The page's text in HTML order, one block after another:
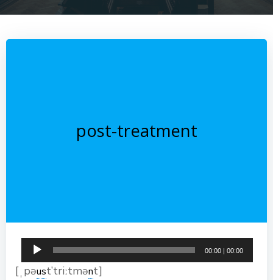
post-treatment
Аудиоплеер
00:00 |00:00
[ˌpəust’triːtmənt]